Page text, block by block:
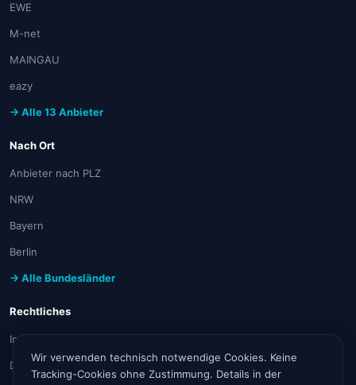
EWE
M-net
MAINGAU
eazy
→ Alle 13 Anbieter
Nach Ort
Anbieter nach PLZ
NRW
Bayern
Berlin
→ Alle Bundesländer
Rechtliches
Impressum
Datenschutz
Wir verwenden technisch notwendige Cookies. Keine
Tracking-Cookies ohne Zustimmung. Details in der